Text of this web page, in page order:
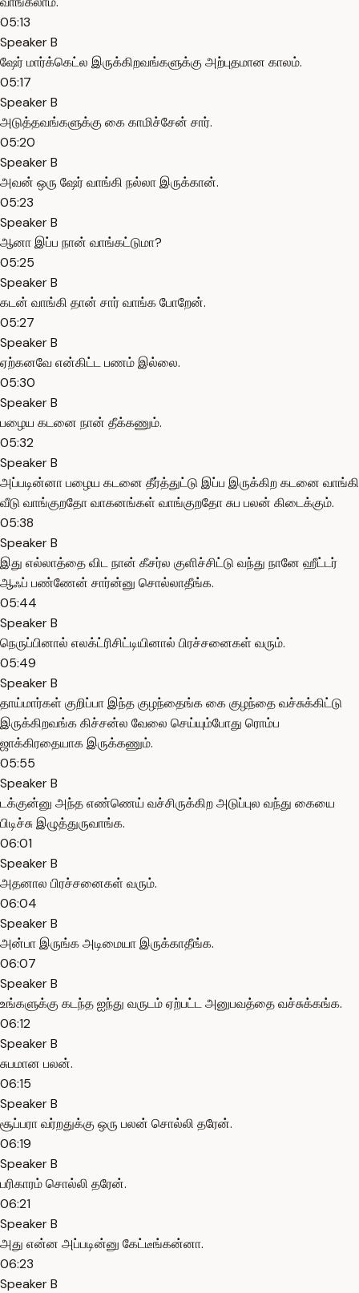
05:13
Speaker B
ஷேர் மார்க்கெட்ல இருக்கிறவங்களுக்கு அற்புதமான காலம்.
05:17
Speaker B
அடுத்தவங்களுக்கு கை காமிச்சேன் சார்.
05:20
Speaker B
அவன் ஒரு ஷேர் வாங்கி நல்லா இருக்கான்.
05:23
Speaker B
ஆனா இப்ப நான் வாங்கட்டுமா?
05:25
Speaker B
கடன் வாங்கி தான் சார் வாங்க போறேன்.
05:27
Speaker B
ஏற்கனவே என்கிட்ட பணம் இல்லை.
05:30
Speaker B
பழைய கடனை நான் தீக்கணும்.
05:32
Speaker B
அப்படின்னா பழைய கடனை தீர்த்துட்டு இப்ப இருக்கிற கடனை வாங்கி
வீடு வாங்குறதோ வாகனங்கள் வாங்குறதோ சுப பலன் கிடைக்கும்.
05:38
Speaker B
இது எல்லாத்தை விட நான் கீசர்ல குளிச்சிட்டு வந்து நானே ஹீட்டர்
ஆஃப் பண்ணேன் சார்ன்னு சொல்லாதீங்க.
05:44
Speaker B
நெருப்பினால் எலக்ட்ரிசிட்டியினால் பிரச்சனைகள் வரும்.
05:49
Speaker B
தாய்மார்கள் குறிப்பா இந்த குழந்தைங்க கை குழந்தை வச்சுக்கிட்டு
இருக்கிறவங்க கிச்சன்ல வேலை செய்யும்போது ரொம்ப
ஜாக்கிரதையாக இருக்கணும்.
05:55
Speaker B
டக்குன்னு அந்த எண்ணெய் வச்சிருக்கிற அடுப்புல வந்து கையை
பிடிச்சு இழுத்துருவாங்க.
06:01
Speaker B
அதனால பிரச்சனைகள் வரும்.
06:04
Speaker B
அன்பா இருங்க அடிமையா இருக்காதீங்க.
06:07
Speaker B
உங்களுக்கு கடந்த ஐந்து வருடம் ஏற்பட்ட அனுபவத்தை வச்சுக்கங்க.
06:12
Speaker B
சுபமான பலன்.
06:15
Speaker B
சூப்பரா வர்றதுக்கு ஒரு பலன் சொல்லி தரேன்.
06:19
Speaker B
பரிகாரம் சொல்லி தரேன்.
06:21
Speaker B
அது என்ன அப்படின்னு கேட்டீங்கன்னா.
06:23
Speaker B